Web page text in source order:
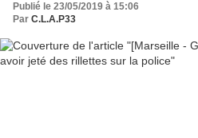
Publié le 23/05/2019 à 15:06
Par C.L.A.P33